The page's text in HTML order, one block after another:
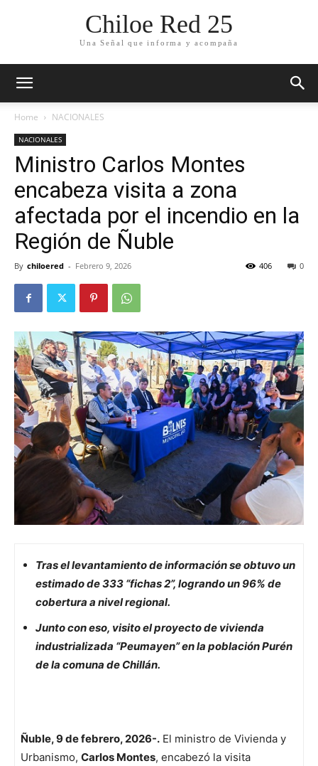
Chiloe Red 25
Una Señal que informa y acompaña
Home NACIONALES
NACIONALES
Ministro Carlos Montes
encabeza visita a zona
afectada por el incendio en la
Región de Ñuble
By chiloered - Febrero 9, 2026 0
406
Tras el levantamiento de información se obtuvo un
estimado de 333 “fichas 2”, logrando un 96% de
cobertura a nivel regional.
Junto con eso, visito el proyecto de vivienda
industrializada “Peumayen” en la población Purén
de la comuna de Chillán.
Ñuble, 9 de febrero, 2026-. El ministro de Vivienda y
Urbanismo, Carlos Montes, encabezó la visita